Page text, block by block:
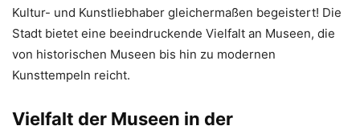
Kultur- und Kunstliebhaber gleichermaßen begeistert! Die
Stadt bietet eine beeindruckende Vielfalt an Museen, die
von historischen Museen bis hin zu modernen
Kunsttempeln reicht.
Vielfalt der Museen in der